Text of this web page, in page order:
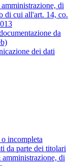
di
di cui all'art. 14, co.
da
dei dati
incompleta
da parte dei titolari
di